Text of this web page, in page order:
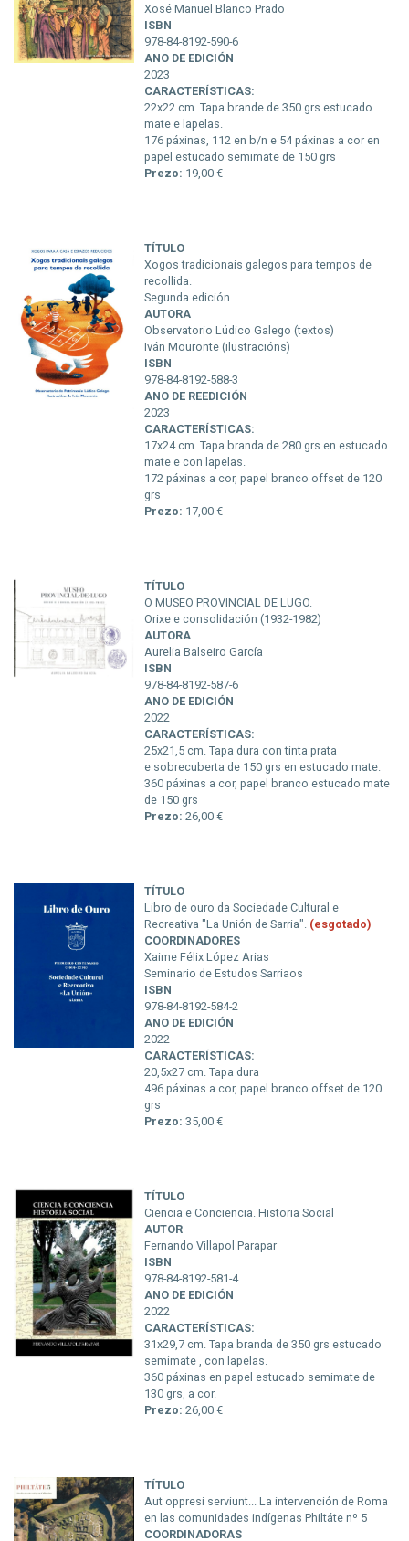
Xosé Manuel Blanco Prado
ISBN
978-84-8192-590-6
ANO DE EDICIÓN
2023
CARACTERÍSTICAS:
22x22 cm. Tapa brande de 350 grs estucado
mate e lapelas.
176 páxinas, 112 en b/n e 54 páxinas a cor en
papel estucado semimate de 150 grs
Prezo: 19,00 €
TÍTULO
Xogos tradicionais galegos para tempos de
recollida.
Segunda edición
AUTORA
Observatorio Lúdico Galego (textos)
Iván Mouronte (ilustracións)
ISBN
978-84-8192-588-3
ANO DE REEDICIÓN
2023
CARACTERÍSTICAS:
17x24 cm. Tapa branda de 280 grs en estucado
mate e con lapelas.
172 páxinas a cor, papel branco offset de 120
grs
Prezo: 17,00 €
TÍTULO
O MUSEO PROVINCIAL DE LUGO.
Orixe e consolidación (1932-1982)
AUTORA
Aurelia Balseiro García
ISBN
978-84-8192-587-6
ANO DE EDICIÓN
2022
CARACTERÍSTICAS:
25x21,5 cm. Tapa dura con tinta prata
e sobrecuberta de 150 grs en estucado mate.
360 páxinas a cor, papel branco estucado mate
de 150 grs
Prezo:26,00 €
TÍTULO
Libro de ouro da Sociedade Cultural e
Recreativa "La Unión de Sarria". (esgotado)
COORDINADORES
Xaime Félix López Arias
Seminario de Estudos Sarriaos
ISBN
978-84-8192-584-2
ANO DE EDICIÓN
2022
CARACTERÍSTICAS:
20,5x27 cm. Tapa dura
496 páxinas a cor, papel branco offset de 120
grs
Prezo:35,00 €
TÍTULO
Ciencia e Conciencia. Historia Social
AUTOR
Fernando Villapol Parapar
ISBN
978-84-8192-581-4
ANO DE EDICIÓN
2022
CARACTERÍSTICAS:
31x29,7 cm. Tapa branda de 350 grs estucado
semimate , con lapelas.
360 páxinas en papel estucado semimate de
130 grs, a cor.
Prezo:26,00 €
TÍTULO
Aut oppresi serviunt... La intervención de Roma
en las comunidades indígenas Philtáte nº 5
COORDINADORAS